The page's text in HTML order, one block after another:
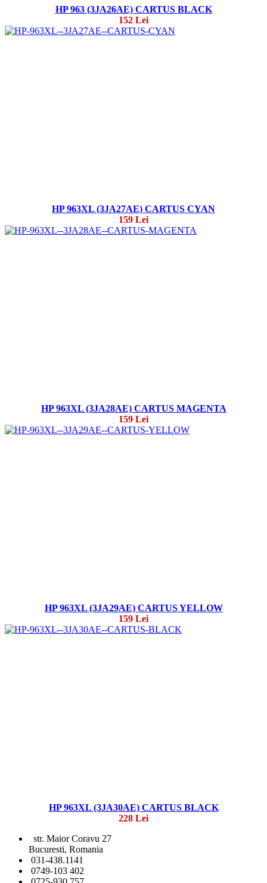
HP 963 (3JA26AE) CARTUS BLACK
152 Lei
HP 963XL (3JA27AE) CARTUS CYAN
159 Lei
HP 963XL (3JA28AE) CARTUS MAGENTA
159 Lei
HP 963XL (3JA29AE) CARTUS YELLOW
159 Lei
HP 963XL (3JA30AE) CARTUS BLACK
228 Lei
str. Maior Coravu 27
Bucuresti, Romania
031-438.1141
0749-103 402